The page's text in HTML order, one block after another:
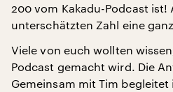
200 vom Kakadu-Podcast
unterschätzten Zahl eine
Viele von euch wollten
Podcast gemacht wird. Die
Gemeinsam mit Tim begleitet